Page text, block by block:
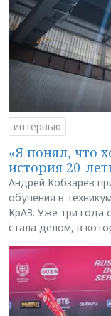
интервью
«Я понял, что
история 20-
Андрей Кобзарев
обучения в
КрАЗ. Уже три года
стала делом, в